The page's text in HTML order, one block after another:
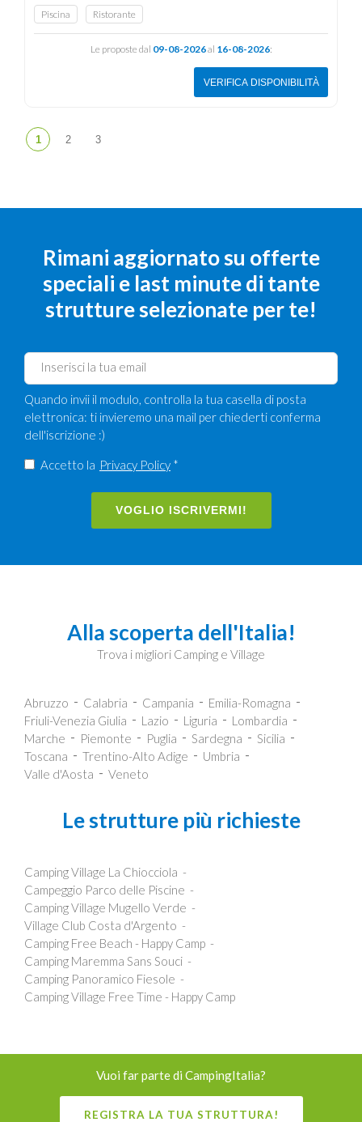
Piscina Ristorante
Le proposte dal 09-08-2026al 16-08-2026:
VERIFICA DISPONIBILITÀ
Rimani aggiornato su offerte
speciali e last minute di tante
strutture selezionate per te!
Quando invii il modulo, controlla la tua casella di posta
elettronica: ti invieremo una mail per chiederti conferma
dell'iscrizione :)
Accetto la Privacy Policy *
VOGLIO ISCRIVERMI!
Alla scoperta dell'Italia!
Trova i migliori Camping e Village
Abruzzo Calabria Campania
Emilia-Romagna
Friuli-Venezia Giulia
Lazio Liguria
Lombardia
Marche
Piemonte Puglia Sardegna
Sicilia
Toscana
Trentino-Alto Adige
Umbria
Valle d'Aosta
Veneto
Le strutture più richieste
Camping Village La Chiocciola
Campeggio Parco delle Piscine
Camping Village Mugello Verde
Village Club Costa d'Argento
Camping Free Beach - Happy Camp
Camping Maremma Sans Souci
Camping Panoramico Fiesole
Camping Village Free Time - Happy Camp
Vuoi far parte di CampingItalia?
REGISTRA LA TUA STRUTTURA!